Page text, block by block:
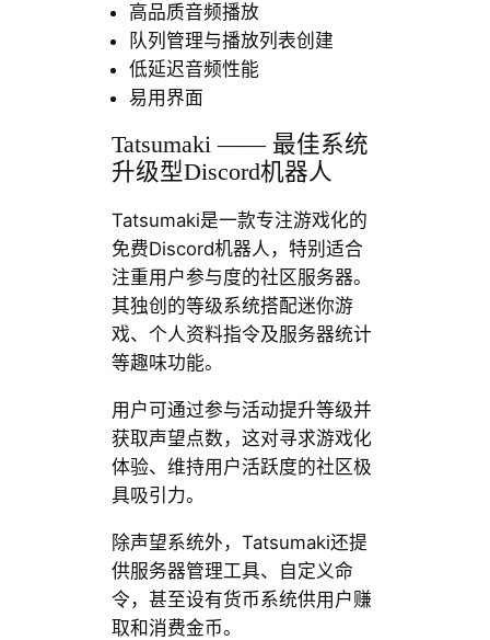
高品质音频播放
队列管理与播放列表创建
低延迟音频性能
易用界面
Tatsumaki —— 最佳系统
升级型Discord机器人
Tatsumaki是一款专注游戏化的
免费Discord机器人，特别适合
注重用户参与度的社区服务器。
其独创的等级系统搭配迷你游
戏、个人资料指令及服务器统计
等趣味功能。
用户可通过参与活动提升等级并
获取声望点数，这对寻求游戏化
体验、维持用户活跃度的社区极
具吸引力。
除声望系统外，Tatsumaki还提
供服务器管理工具、自定义命
令，甚至设有货币系统供用户赚
取和消费金币。